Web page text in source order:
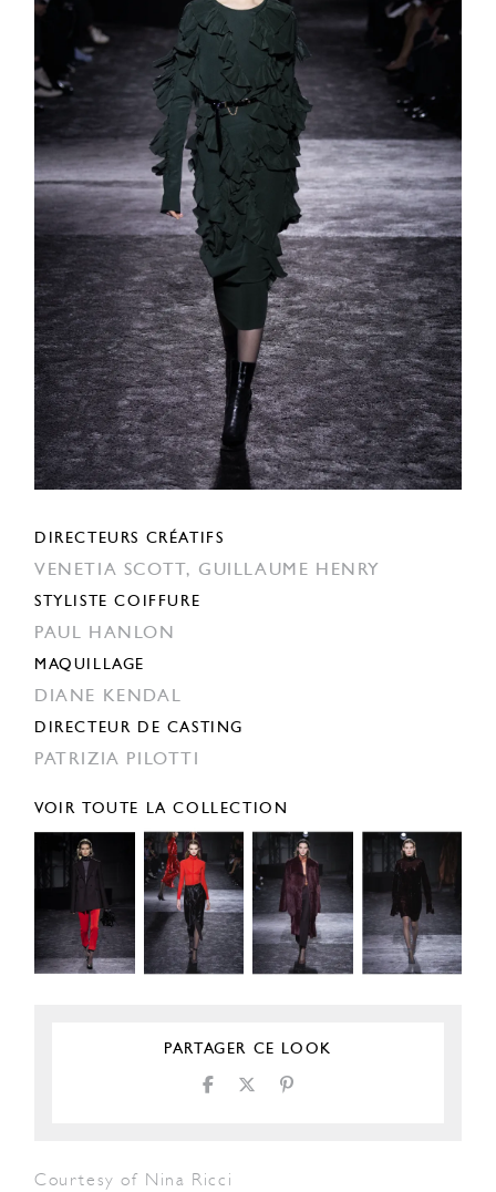
DIRECTEURS CRÉATIFS
VENETIA SCOTT, GUILLAUME HENRY
STYLISTE COIFFURE
PAUL HANLON
MAQUILLAGE
DIANE KENDAL
DIRECTEUR DE CASTING
PATRIZIA PILOTTI
VOIR TOUTE LA COLLECTION
PARTAGER CE LOOK
Courtesy of Nina Ricci